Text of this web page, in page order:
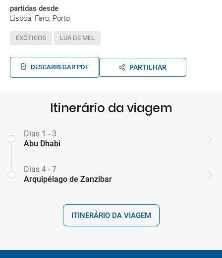
partidas desde
Lisboa, Faro, Porto
EXÓTICOS LUA DE MEL
DESCARREGAR PDF PARTILHAR
Itinerário da viagem
Dias 1 - 3
Abu Dhabi
Dias 4 - 7
Arquipélago de Zanzibar
ITINERÁRIO DA VIAGEM